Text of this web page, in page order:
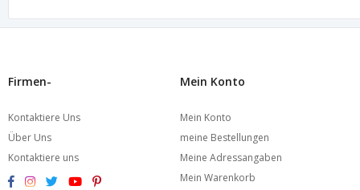
Firmen-
Kontaktiere Uns
Über Uns
Kontaktiere uns
Mein Konto
Mein Konto
meine Bestellungen
Meine Adressangaben
Mein Warenkorb